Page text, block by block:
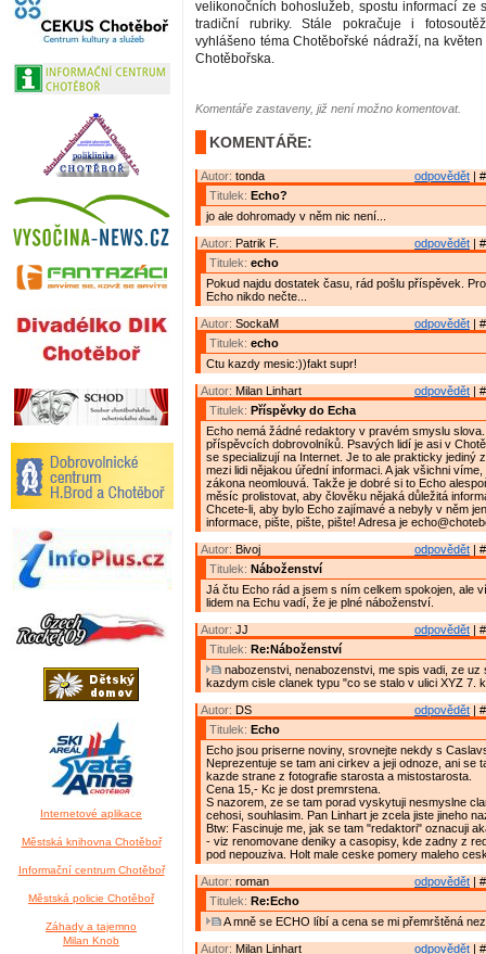
Internetové aplikace
Městská knihovna Chotěboř
Informační centrum Chotěboř
Městská policie Chotěboř
Záhady a tajemno
Milan Knob
velikonočních bohoslužeb, spostu informací ze
tradiční rubriky. Stále pokračuje i
vyhlášeno téma Chotěbořské nádraží, na
Chotěbořska.
Komentáře zastaveny, již není možno komentovat.
KOMENTÁŘE:
odpovědět |
Autor: tonda
Titulek: Echo?
jo ale dohromady v něm nic není...
odpovědět |
Autor: Patrik F.
Titulek: echo
Pokud najdu dostatek času, rád pošlu příspěvek.
Echo nikdo nečte...
odpovědět |
Autor: SockaM
Titulek: echo
Ctu kazdy mesic:))fakt supr!
odpovědět |
Autor: Milan Linhart
Titulek: Příspěvky do Echa
Echo nemá žádné redaktory v pravém smyslu
příspěvcích dobrovolníků. Psavých lidí je asi v
se specializují na Internet. Je to ale prakticky jediný
mezi lidi nějakou úřední informaci. A jak všichni
zákona neomlouvá. Takže je dobré si to Echo
měsíc prolistovat, aby člověku nějaká důležitá
Chcete-li, aby bylo Echo zajímavé a nebyly v něm
informace, pište, pište, pište! Adresa je
odpovědět |
Autor: Bivoj
Titulek: Náboženství
Já čtu Echo rád a jsem s ním celkem spokojen, ale
lidem na Echu vadí, že je plné náboženství.
odpovědět |
Autor: JJ
Titulek: Re:Náboženství
nabozenstvi, nenabozenstvi, me spis vadi, ze uz
kazdym cisle clanek typu "co se stalo v ulici XYZ 7.
odpovědět |
Autor: DS
Titulek: Echo
Echo jsou priserne noviny, srovnejte nekdy s
Neprezentuje se tam ani cirkev a jeji odnoze, ani se
kazde strane z fotografie starosta a mistostarosta.
Cena 15,- Kc je dost premrstena.
S nazorem, ze se tam porad vyskytuji nesmyslne
cehosi, souhlasim. Pan Linhart je zcela jiste jineho
Btw: Fascinuje me, jak se tam "redaktori" oznacuji
- viz renomovane deniky a casopisy, kde zadny z
pod nepouziva. Holt male ceske pomery maleho
odpovědět |
Autor: roman
Titulek: Re:Echo
A mně se ECHO líbí a cena se mi přemrštěná
odpovědět |
Autor: Milan Linhart